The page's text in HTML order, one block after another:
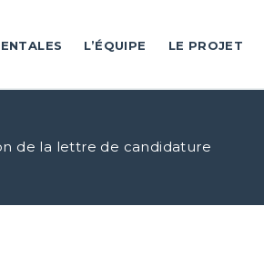
L’ÉQUIPE LE PROJET
de la lettre de candidature